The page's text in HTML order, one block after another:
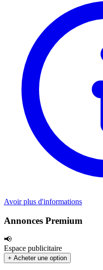
Annonces Premium
📢
Espace publicitaire
+ Acheter une option
Avoir plus d'informations